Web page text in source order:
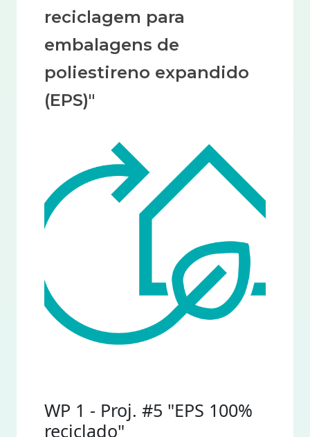
reciclagem para
embalagens de
poliestireno expandido
(EPS)"
WP 1 - Proj. #5 "EPS 100%
reciclado"